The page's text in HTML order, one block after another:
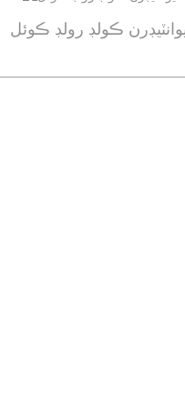
ڪولڊ رولڊ ڪوئل